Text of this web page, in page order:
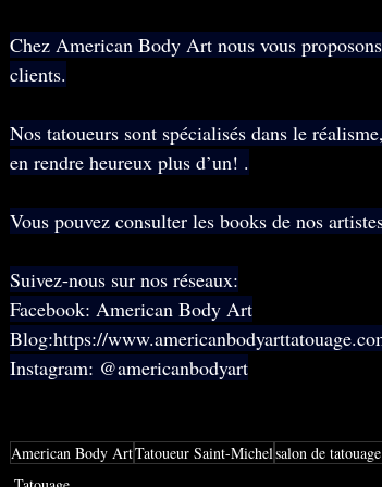
Chez American Body Art nous vous
clients.
Nos tatoueurs sont spécialisés dans le
en rendre heureux plus d’un! .
Vous pouvez consulter les books de nos
Suivez-nous sur nos réseaux:
Facebook: American Body Art
Blog:https://
Instagram: @americanbodyart
American Body ArtTatoueur Saint-Michelsalon de